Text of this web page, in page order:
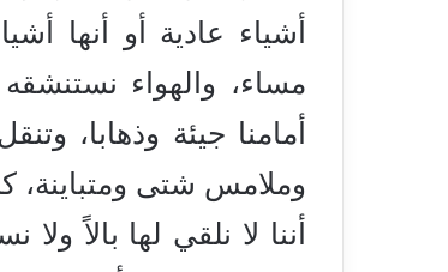
أشياء عادية أو أنها
مساء، والهواء
أمامنا جيئة وذهابا،
وملامس شتى ومتباينة،
أننا لا نلقي لها بالاً